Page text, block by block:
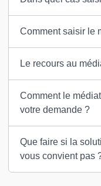
Comment saisir le
Le recours au
Comment le
votre demande ?
Que faire si la
vous convient pas